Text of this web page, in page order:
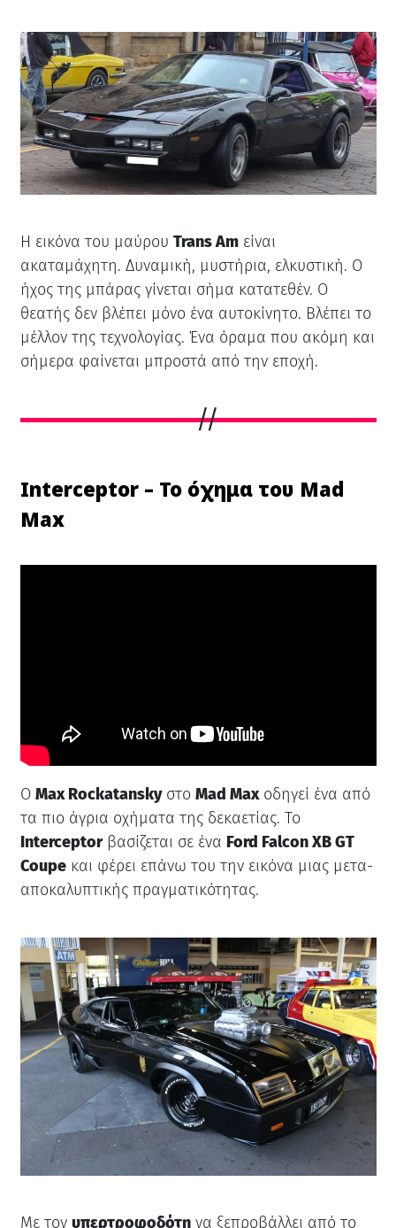
Η εικόνα του μαύρου Trans Amείναι
ακαταμάχητη. Δυναμική, μυστήρια, ελκυστική. Ο
ήχος της μπάρας γίνεται σήμα κατατεθέν. Ο
θεατής δεν βλέπει μόνο ένα αυτοκίνητο. Βλέπει το
μέλλον της τεχνολογίας. Ένα όραμα που ακόμη και
σήμερα φαίνεται μπροστά από την εποχή.
Interceptor – Το όχημα του Mad
Max
Ο Max Rockatanskyστο Mad Maxοδηγεί ένα από
τα πιο άγρια οχήματα της δεκαετίας. Το
Interceptorβασίζεται σε ένα Ford Falcon XB GT
Coupeκαι φέρει επάνω του την εικόνα μιας μετα-
αποκαλυπτικής πραγματικότητας.
Με τον υπερτροφοδότηνα ξεπροβάλλει από το